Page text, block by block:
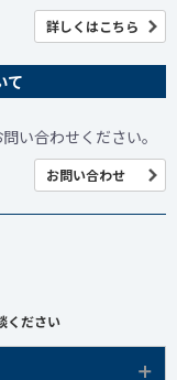
詳しくはこちら
て
い合わせください。
お問い合わせ
ください